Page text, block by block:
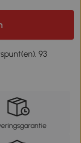
93